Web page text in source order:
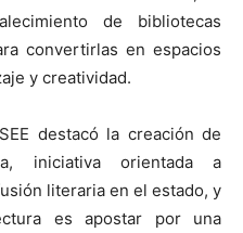
de bibliotecas
convertirlas en espacios
y creatividad.
destacó la creación de
iniciativa orientada a
literaria en el estado, y
es apostar por una